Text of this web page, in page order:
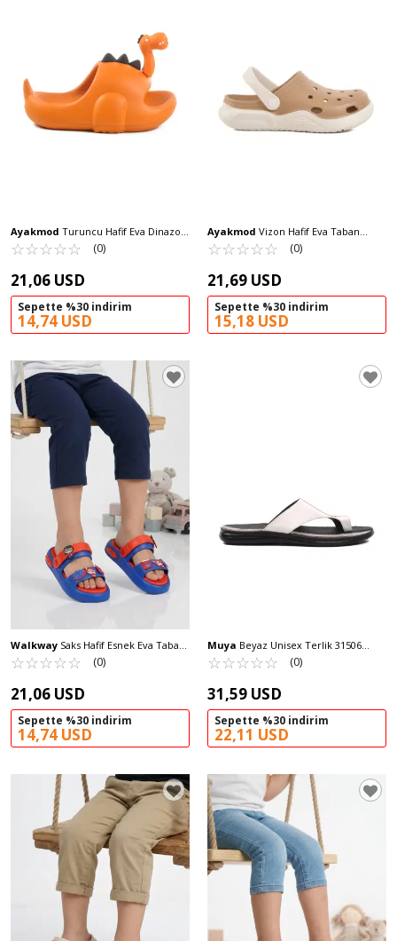
Ayakmod Turuncu Hafif Eva Dinazor
Figürlü Unisex Çocuk Terlik Cool P-F
☆☆☆☆☆
★★★★★ (0)
21,06 USD
Sepette %30 indirim
14,74 USD
Ayakmod Vizon Hafif Eva Taban
Unisex Sabo Terlik Stella Z
☆☆☆☆☆
★★★★★ (0)
21,69 USD
Sepette %30 indirim
15,18 USD
Walkway
Unisex Çocuk Terlik 4505 F-P
☆☆☆☆☆
★★★★★ (0)
21,06 USD
Sepette %30 indirim
14,74 USD
Muya Beyaz Unisex Terlik 31506
Rada G
☆☆☆☆☆
★★★★★ (0)
31,59 USD
Sepette %30 indirim
22,11 USD